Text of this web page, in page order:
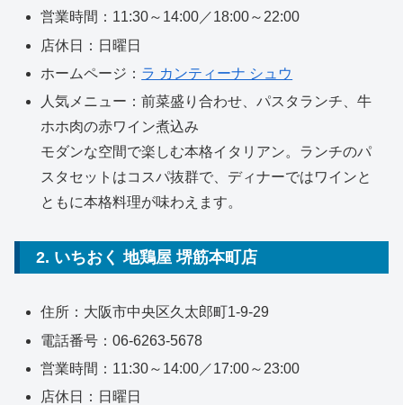
営業時間：11:30～14:00／18:00～22:00
店休日：日曜日
ホームページ： ラ カンティーナ シュウ
人気メニュー：前菜盛り合わせ、パスタランチ、牛
ホホ肉の赤ワイン煮込み
モダンな空間で楽しむ本格イタリアン。ランチのパ
スタセットはコスパ抜群で、ディナーではワインと
ともに本格料理が味わえます。
2. いちおく 地鶏屋 堺筋本町店
住所：大阪市中央区久太郎町1-9-29
電話番号：06-6263-5678
営業時間：11:30～14:00／17:00～23:00
店休日：日曜日